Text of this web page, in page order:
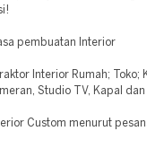
pembuatan Interior
Interior Rumah; Toko;
Studio TV, Kapal
Custom menurut